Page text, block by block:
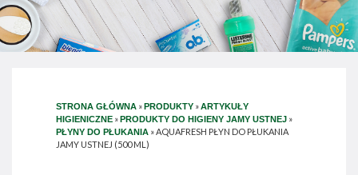
STRONA GŁÓWNA »PRODUKTY »ARTYKUŁY
HIGIENICZNE »PRODUKTY DO HIGIENY JAMY USTNEJ »
PŁYNY DO PŁUKANIA »AQUAFRESH PŁYN DO PŁUKANIA
JAMY USTNEJ (500 ML)